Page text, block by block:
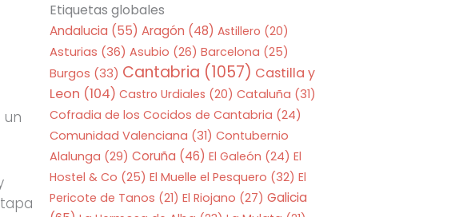
un
Etiquetas globales
Andalucia (55) Aragón (48) Astillero (20)
Asturias (36) Asubio (26) Barcelona (25)
Burgos (33) Cantabria (1057) Castilla y
Leon (104) Castro Urdiales (20) Cataluña (31)
Cofradia de los Cocidos de Cantabria (24)
Comunidad Valenciana (31) Contubernio
Alalunga (29) Coruña (46) El Galeón (24) El
Hostel & Co (25) El Muelle el Pesquero (32) El
Pericote de Tanos (21) El Riojano (27) Galicia